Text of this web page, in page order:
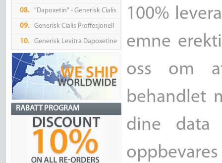
08. "Dapoxetin" - Generisk Cialis
09. Generisk Cialis Proffesjonell
10. Generisk Levitra Dapoxetine
RABATT PROGRAM
100%
emne
oss om
behandlet
dine